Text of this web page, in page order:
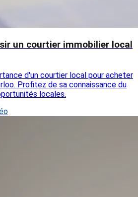
un courtier immobilier local
d'un courtier local pour acheter
Profitez de sa connaissance du
locales.